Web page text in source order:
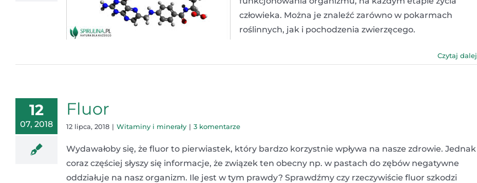
człowieka. Można je znaleźć zarówno w pokarmach
roślinnych, jak i pochodzenia zwierzęcego.
Czytaj dalej
12
07, 2018
Fluor
12 lipca, 2018 | Witaminy i minerały | 3 komentarze
Wydawałoby się, że fluor to pierwiastek, który bardzo korzystnie wpływa na nasze zdrowie. Jednak
coraz częściej słyszy się informacje, że związek ten obecny np. w pastach do zębów negatywne
oddziałuje na nasz organizm. Ile jest w tym prawdy? Sprawdźmy czy rzeczywiście fluor szkodzi